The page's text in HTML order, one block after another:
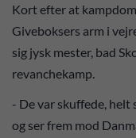
Kort efter at
Giveboksers arm i
sig jysk mester, bad
revanchekamp.
- De var skuffede,
og ser frem mod